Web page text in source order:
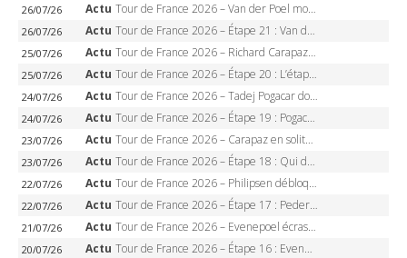
26/07/26 Actu Tour de France 2026 – Van der Poel monumental à Paris, Pogacar égale le record des cinq sacres
26/07/26 Actu Tour de France 2026 – Étape 21 : Van der Poel, Pogacar, qui succédera à Wout van Aert sur les Champs-Elysées ?
25/07/26 Actu Tour de France 2026 – Richard Carapaz roi des Alpes, doublé et maillot à pois, Seixas perd le podium
25/07/26 Actu Tour de France 2026 – Étape 20 : L’étape reine, Galibier, Sarenne, Alpe d’Huez, qui succédera à Pogacar ?
24/07/26 Actu Tour de France 2026 – Tadej Pogacar dompte l’Alpe d’Huez, 5e victoire, record de Pantani pulvérisé
24/07/26 Actu Tour de France 2026 – Étape 19 : Pogacar peut-il enfin dompter l’Alpe d’Huez ?
23/07/26 Actu Tour de France 2026 – Carapaz en solitaire à Orcières-Merlette, Paret-Peintre à un point du maillot à pois
23/07/26 Actu Tour de France 2026 – Étape 18 : Qui domptera Orcières-Merlette, première marche vers l’Alpe d’Huez ?
22/07/26 Actu Tour de France 2026 – Philipsen débloque son compteur à Voiron, Pedersen en danger pour le maillot vert
22/07/26 Actu Tour de France 2026 – Étape 17 : Pedersen peut-il verrouiller le maillot vert à Voiron ?
21/07/26 Actu Tour de France 2026 – Evenepoel écrase le chrono d’Évian, Seixas 4e, Lipowitz abandonne
20/07/26 Actu Tour de France 2026 – Étape 16 : Evenepoel, Pogacar, Ganna… qui domptera le chrono d’Évian pour redessiner le podium ?